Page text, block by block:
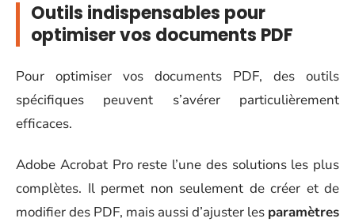
Outils indispensables pour
optimiser vos documents PDF
Pour optimiser vos documents PDF, des outils
spécifiques peuvent s’avérer particulièrement
efficaces.
Adobe Acrobat Pro reste l’une des solutions les plus
complètes. Il permet non seulement de créer et de
modifier des PDF, mais aussi d’ajuster les paramètres